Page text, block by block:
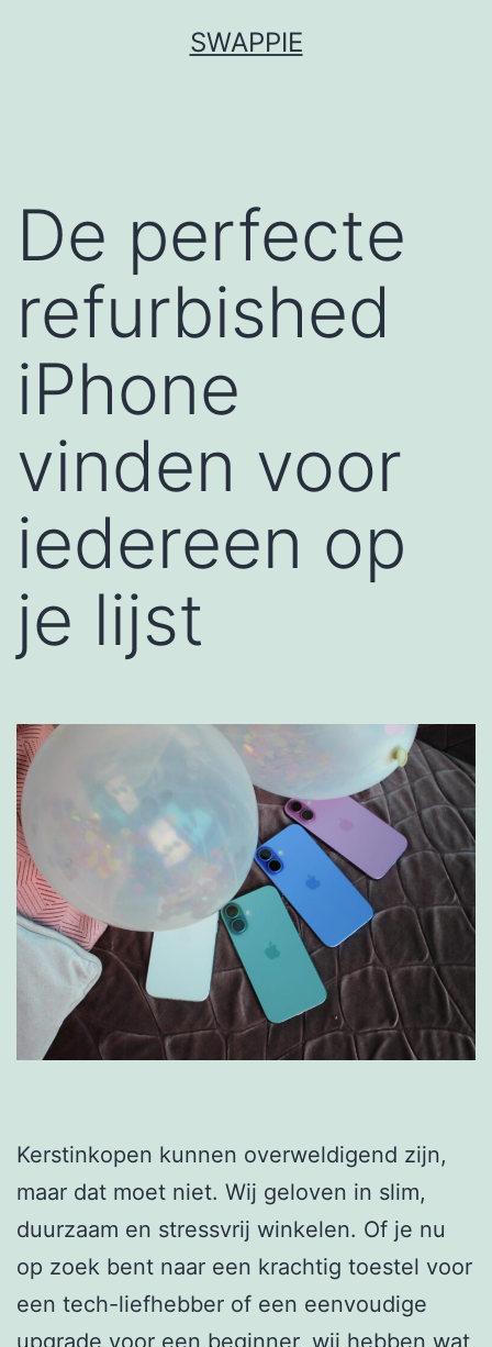
SWAPPIE
De perfecte
refurbished
iPhone
vinden voor
iedereen op
je lijst
Kerstinkopen kunnen overweldigend zijn,
maar dat moet niet. Wij geloven in slim,
duurzaam en stressvrij winkelen. Of je nu
op zoek bent naar een krachtig toestel voor
een tech-liefhebber of een eenvoudige